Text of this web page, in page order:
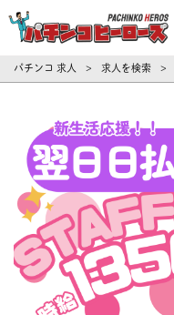
パチンコ 求人 > 求人を検索 >